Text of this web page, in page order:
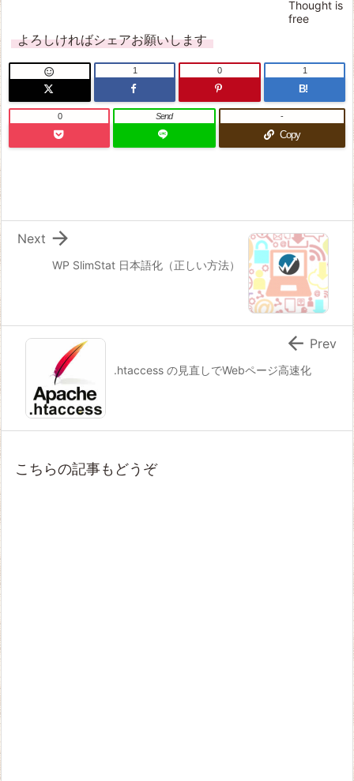
よろしければシェアお願いします
 1 0
B!
1
0 Send
Copy
-
WP SlimStat 日本語化（正しい方法）

Next
.htaccess の見直しでWebページ高速化
 Prev
こちらの記事もどうぞ